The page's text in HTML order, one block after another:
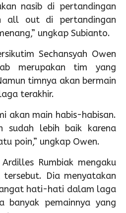
nasib di pertandingan
all out di pertandingan
ungkap Subianto.
Sechansyah Owen
merupakan tim yang
timnya akan bermain
terakhir.
akan main habis-habisan.
sudah lebih baik karena
poin,” ungkap Owen.
Rumbiak mengaku
tersebut. Dia menyatakan
hati-hati dalam laga
banyak pemainnya yang